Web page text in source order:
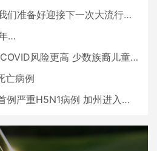
准备好迎接下一次大流行了吗？
…
风险更高 少数族裔儿童存在差异
亡病例
重H5N1病例 加州进入紧急状态